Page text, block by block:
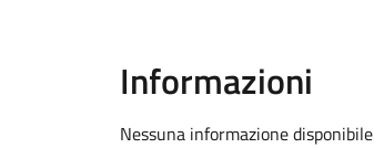
Informazioni
Nessuna informazione disponibile